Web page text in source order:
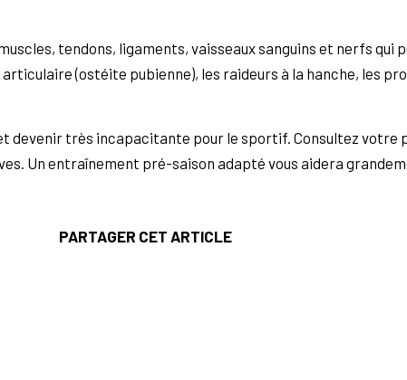
tendons, ligaments, vaisseaux sanguins et nerfs qui
(ostéite pubienne), les raideurs à la hanche, les
devenir très incapacitante pour le sportif. Consultez
Un entraînement pré-saison adapté vous aidera
PARTAGER CET ARTICLE